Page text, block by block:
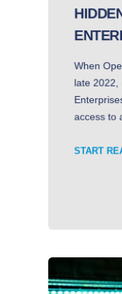
When
late 2022,
access to
START